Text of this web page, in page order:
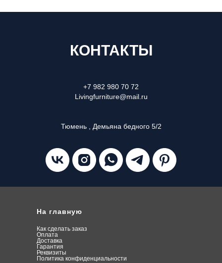
КОНТАКТЫ
+7 982 980 70 72
Livingfurniture@mail.ru
Тюмень , Демьяна бедного 5/2
На главную
Как сделать заказ
Оплата
Доставка
Гарантия
Реквизиты
Политика конфиденциальности